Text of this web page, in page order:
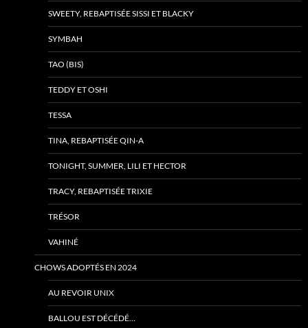
SWEETY, REBAPTISÉE SISSI ET BLACKY
SYMBAH
TAO (BIS)
TEDDY ET OSHI
TESSA
TINA, REBAPTISÉE QIN-A
TONIGHT, SUMMER, LILI ET HECTOR
TRACY, REBAPTISÉE TRIXIE
TRÉSOR
VAHINÉ
CHOWS ADOPTÉS EN 2024
AU REVOIR UNIX
BALLOU EST DÉCÉDÉ…